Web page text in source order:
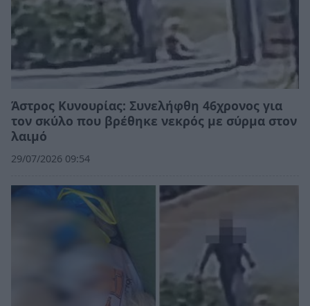
Άστρος Κυνουρίας: Συνελήφθη 46χρονος για
τον σκύλο που βρέθηκε νεκρός με σύρμα στον
λαιμό
29/07/2026 09:54